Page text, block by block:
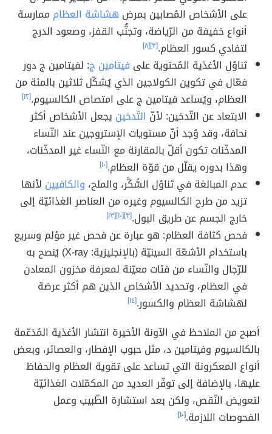
على الأشخاص المُصابين بمرض هشاشة العظام ممارسة
أنواع خفيفة من الرّياضة، وتجنُّب القفز، وصعود الدرج
لتفادي كسور العظام.[٣] [٨]
تَناوُل الأغذية المُحتوية على فيتامين ج: لفيتامين ج دور
فعّال في تكوين الكولاجين الذي يُشكّل ثلاثين بالمئة من
العظام، ويُساعد فيتامين ج على امتصاص الكالسيوم.[١٢]
الابتعاد عن التّدخين: لأنّ التّدخين يجعل الأشخاص أكثر
نحافة، وقد وُجد أنّ مستويات الإستروجين عند النّساء
المدخّنات تكون أقلّ بالمقارنة مع النّساء غير المدخّنات،
وهذا بدوره يقلّل من قوّة العظام.[١٠]
عدم المبالغة في تَناوُل السُّكَّر، والملح، والكافيين لأنها
تزيد من طرح الكالسيوم وغيره من العناصر الغذائيّة إلى
خارج الجسم عن طريق البول.[٣] [١٠] [١٣]
فحص كثافة العظام: هو عبارة عن فحص غير مؤلم وسريع
باستخدام الأشعّة السينيّة (بالإنجليزية: X-ray) يُنصح به
للرّجال والنّساء من فئات معيّنة لمعرفة مخزون المعادن
في العظام، وتحديد الأشخاص الذين هم أكثر عرضة
لهشاشة العظام والكسور.[١٤]
أصبح من الملاحظ في الآونة الأخيرة انتشار الأغذية المُدَعّمة
بالكالسيوم وفيتامين د، مثل حبوب الإفطار، والعصائر، وبعض
أنواع المعكرونة التي تساعد على تقوية العظام والحفاظ
عليها، بالإضافة إلى توفّر العديد من المكمّلات الغذائيّة
لتعويض النّقص، ولكن بعد استشارة الطّبيب وعمل
الفحوصات اللازمة.[١٠]